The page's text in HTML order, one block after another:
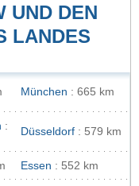
UND DEN
LANDES
München : 665 km
:
Düsseldorf : 579 km
Essen : 552 km